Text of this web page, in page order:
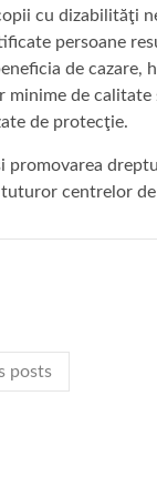
cu dizabilităţi
persoane
de cazare,
de
de protecţie.
promovarea
centrelor
posts